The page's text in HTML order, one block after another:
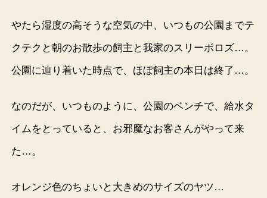
やたら湿度の高そうな空気の中、いつもの公園までテ
クテクと朝のお散歩の飼主と我家のスリーボロズ…。
公園に辿り着いた時点で、ほぼ飼主の本日は終了…。
なのだが、いつものように、公園のベンチで、給水タ
イムをとっていると、お邪魔なお客さんがやって来
た…。
オレンジ色のちょいと大きめのサイズのヤツ…